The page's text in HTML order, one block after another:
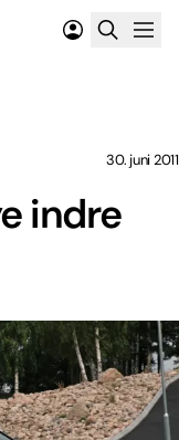
indre
30. juni 2011